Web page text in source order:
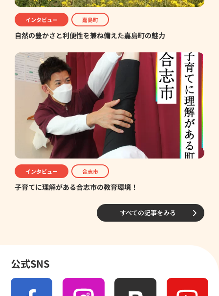
インタビュー 嘉島町
自然の豊かさと利便性を兼ね備えた嘉島町の魅力
インタビュー 合志市
子育てに理解がある合志市の教育環境！
すべての記事をみる
公式SNS